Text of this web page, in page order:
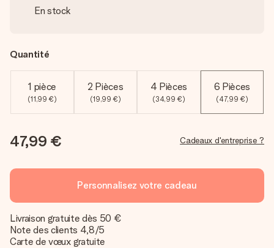
En stock
Quantité
1 pièce
(11,99 €)
2 Pièces
(19,99 €)
4 Pièces
(34,99 €)
6 Pièces
(47,99 €)
47,99 € Cadeaux d'entreprise ?
Personnalisez votre cadeau
Livraison gratuite dès 50 €
Note des clients 4,8/5
Carte de vœux gratuite